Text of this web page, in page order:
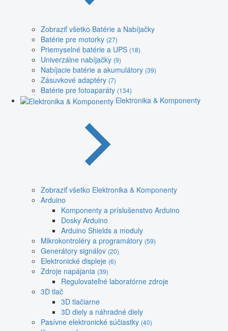
Zobraziť všetko Batérie a Nabíjačky
Batérie pre motorky (27)
Priemyselné batérie a UPS (18)
Univerzálne nabíjačky (9)
Nabíjacie batérie a akumulátory (39)
Zásuvkové adaptéry (7)
Batérie pre fotoaparáty (134)
Elektronika & Komponenty
Zobraziť všetko Elektronika & Komponenty
Arduino
Komponenty a príslušenstvo Arduino
Dosky Arduino
Arduino Shields a moduly
Mikrokontroléry a programátory (59)
Generátory signálov (20)
Elektronické displeje (6)
Zdroje napájania (39)
Regulovateľné laboratórne zdroje
3D tlač
3D tlačiarne
3D diely a náhradné diely
Pasívne elektronické súčiastky (40)